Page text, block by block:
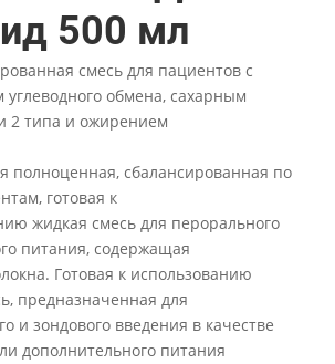
500 мл
смесь для пациентов с
обмена, сахарным
2 типа и ожирением
полноценная, сбалансированная по
готовая к
жидкая смесь для перорального
питания, содержащая
Готовая к использованию
предназначенная для
и зондового введения в качестве
дополнительного питания